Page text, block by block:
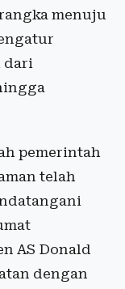
menuju
dari
pemerintah
telah
AS Donald
dengan